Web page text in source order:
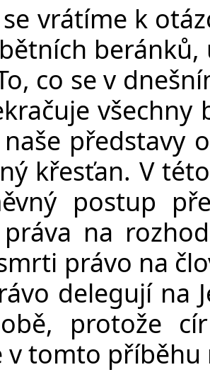
vrátíme k
co se v
všechny
naše představy
křesťan. V
postup
na
právo na
delegují na
protože
v tomto příběhu